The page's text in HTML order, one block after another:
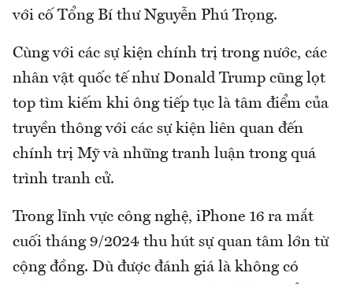
với cố Tổng Bí thư Nguyễn Phú Trọng.
Cùng với các sự kiện chính trị trong nước, các
nhân vật quốc tế như Donald Trump cũng lọt
top tìm kiếm khi ông tiếp tục là tâm điểm của
truyền thông với các sự kiện liên quan đến
chính trị Mỹ và những tranh luận trong quá
trình tranh cử.
Trong lĩnh vực công nghệ, iPhone 16 ra mắt
cuối tháng 9/2024 thu hút sự quan tâm lớn từ
cộng đồng. Dù được đánh giá là không có